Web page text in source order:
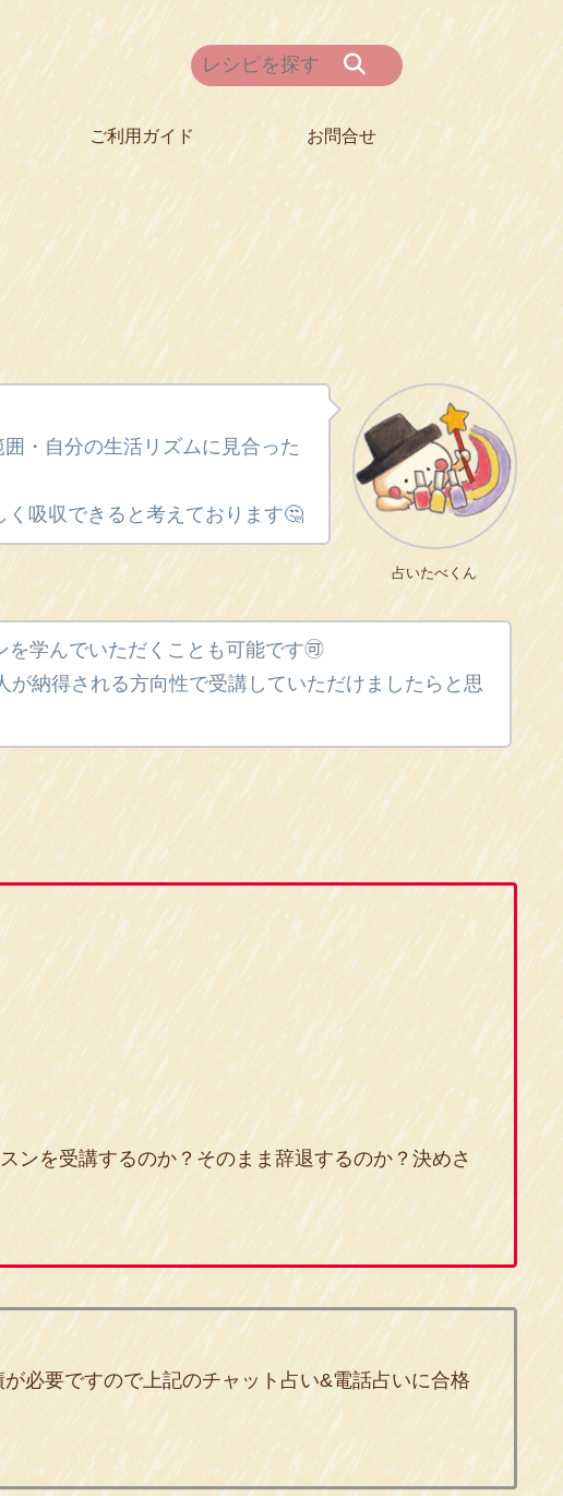
ご利用ガイド お問合せ
占いたべくん
・自分の生活リズムに見合った
吸収できると考えております🤔
学んでいただくことも可能です🉑
納得される方向性で受講していただけましたらと思
ンを受講するのか？そのまま辞退するのか？決めさ
必要ですので上記のチャット占い&電話占いに合格